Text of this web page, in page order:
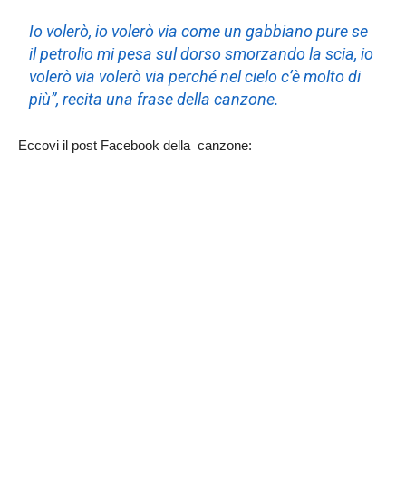
Io volerò, io volerò via come un gabbiano pure se
il petrolio mi pesa sul dorso smorzando la scia, io
volerò via volerò via perché nel cielo c’è molto di
più”, recita una frase della canzone.
Eccovi il post Facebook della canzone: